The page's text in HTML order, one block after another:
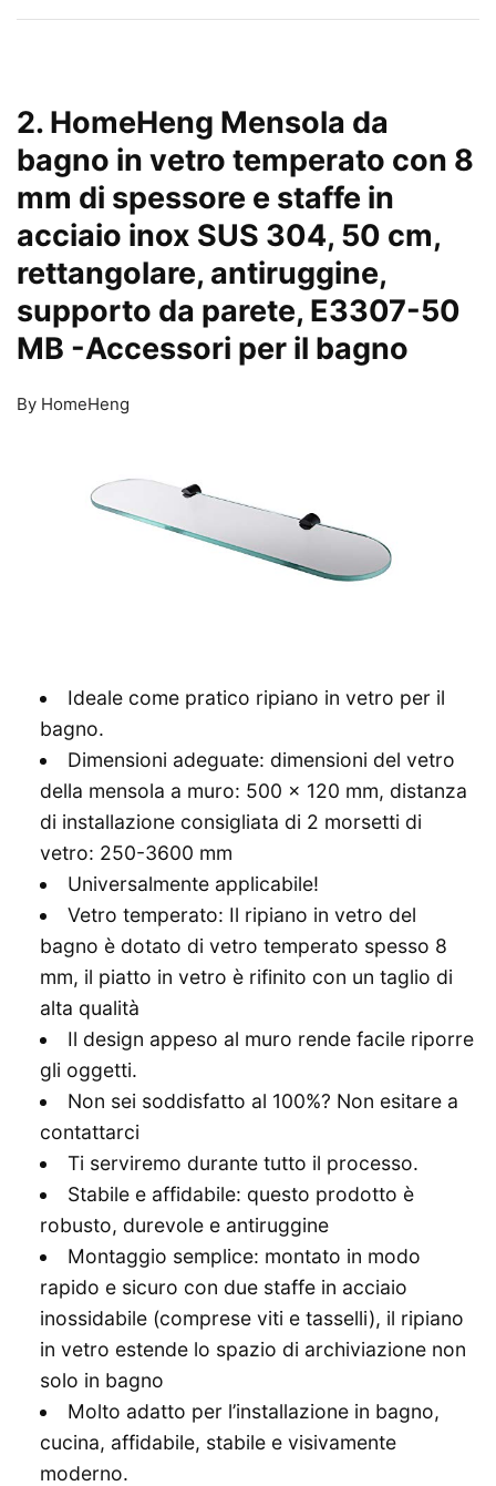
2. HomeHeng Mensola da
bagno in vetro temperato con 8
mm di spessore e staffe in
acciaio inox SUS 304, 50 cm,
rettangolare, antiruggine,
supporto da parete, E3307-50
MB -Accessori per il bagno
By HomeHeng
Ideale come pratico ripiano in vetro per il
bagno.
Dimensioni adeguate: dimensioni del vetro
della mensola a muro: 500 x 120 mm, distanza
di installazione consigliata di 2 morsetti di
vetro: 250-3600 mm
Universalmente applicabile!
Vetro temperato: Il ripiano in vetro del
bagno è dotato di vetro temperato spesso 8
mm, il piatto in vetro è rifinito con un taglio di
alta qualità
Il design appeso al muro rende facile riporre
gli oggetti.
Non sei soddisfatto al 100%? Non esitare a
contattarci
Ti serviremo durante tutto il processo.
Stabile e affidabile: questo prodotto è
robusto, durevole e antiruggine
Montaggio semplice: montato in modo
rapido e sicuro con due staffe in acciaio
inossidabile (comprese viti e tasselli), il ripiano
in vetro estende lo spazio di archiviazione non
solo in bagno
Molto adatto per l’installazione in bagno,
cucina, affidabile, stabile e visivamente
moderno.